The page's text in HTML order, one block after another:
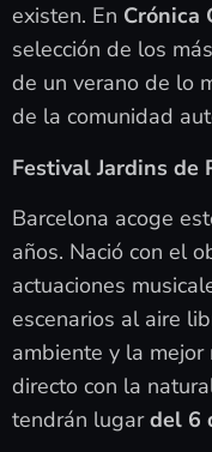
existen. En Crónica
selección de los
de un verano de lo
de la comunidad
Festival Jardins de
Barcelona acoge
años. Nació con el
actuaciones
escenarios al aire
ambiente y la mejor
directo con la
tendrán lugardel 6